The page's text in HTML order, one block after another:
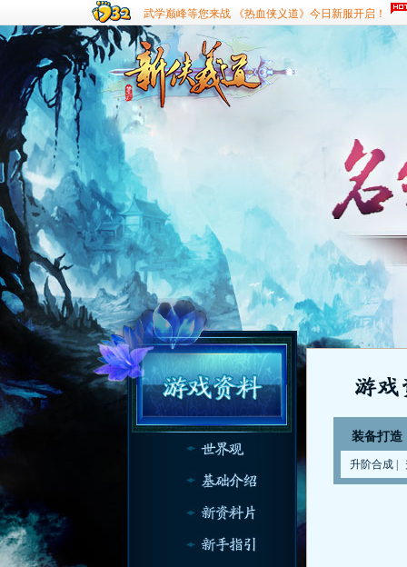
武学巅峰等您来战 《热血侠义道》今日新服开启！
装备打造
升阶合成